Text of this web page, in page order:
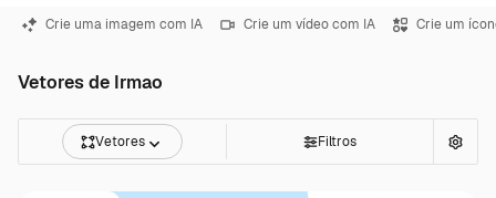
Crie uma imagem com IA Crie um vídeo com IA Crie um
Vetores de Irmao
Vetores Filtros